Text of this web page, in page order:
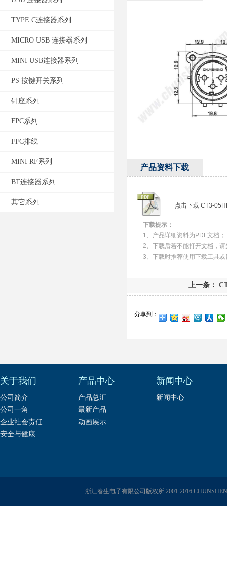
TYPE C连接器系列
MICRO USB 连接器系列
MINI USB连接器系列
PS 按键开关系列
针座系列
FPC系列
FFC排线
MINI RF系列
BT连接器系列
其它系列
产品资料下载
点击下载 CT3-
下载提示：
1、产品详细资料为PDF文档；
2、下载后若不能打开文档，
3、下载时推荐使用下载工具
上一条：
分享到：
关于我们
公司简介
公司一角
企业社会责任
安全与健康
产品中心
产品总汇
最新产品
动画展示
新闻中心
新闻中心
浙江春生电子有限公司版权所 2001-2016